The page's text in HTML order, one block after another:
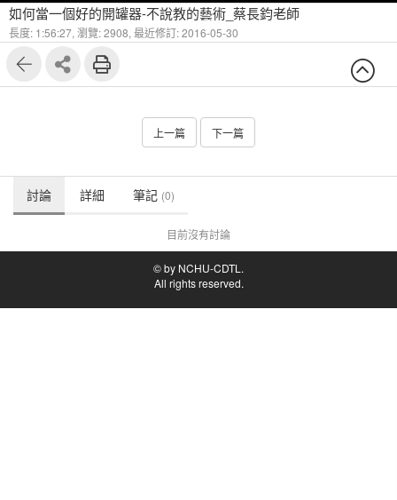
如何當一個好的開罐器-不說教的藝術_蔡長鈞老師
長度: 1:56:27, 瀏覽: 2908, 最近修訂: 2016-05-30
上一篇 下一篇
討論 詳細 筆記 (0)
目前沒有討論
© by NCHU-CDTL.
All rights reserved.